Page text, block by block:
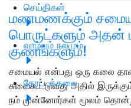
செய்திகள்
வாழ்வும் நலமும்
தோட்டக்கலை
மணமணக்கும்
பொருட்களும் அதன்
குணங்களும்!
சமையல் என்பது ஒரு கலை
சுவைகூட்டுவது அதில்
நம் முன்னோர்கள் மூலம்